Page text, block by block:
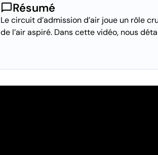
chat_bubbleRésumé
Le circuit d’admission d’air joue un rôle
de l’air aspiré. Dans cette vidéo, nous